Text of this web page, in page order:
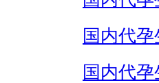
国内代
国内代